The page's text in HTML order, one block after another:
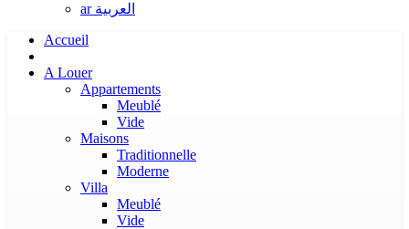
ar العربية
Accueil
A Louer
Appartements
Meublé
Vide
Maisons
Traditionnelle
Moderne
Villa
Meublé
Vide